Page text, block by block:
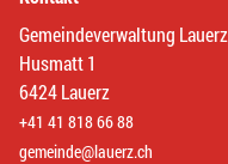
Gemeindeverwaltung Lauerz
Husmatt 1
6424 Lauerz
+41 41 818 66 88
gemeinde@lauerz.ch